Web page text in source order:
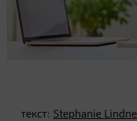
текст: Stephanie